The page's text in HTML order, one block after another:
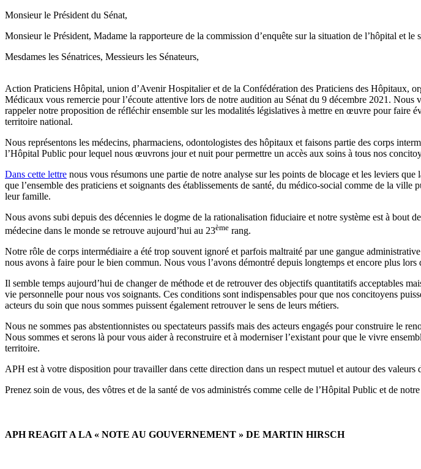
Monsieur le Président du Sénat,
Monsieur le Président, Madame la rapporteure de la commission d’enquête sur la situation de l’hôpital et le
Mesdames les Sénatrices, Messieurs les Sénateurs,
Action Praticiens Hôpital, union d’Avenir Hospitalier et de la Confédération des Praticiens des Hôpitaux,
Médicaux vous remercie pour l’écoute attentive lors de notre audition au Sénat du 9 décembre 2021.
rappeler notre proposition de réfléchir ensemble sur les modalités législatives à mettre en œuvre pour faire
territoire national.
Nous représentons les médecins, pharmaciens, odontologistes des hôpitaux et faisons partie des corps
l’Hôpital Public pour lequel nous œuvrons jour et nuit pour permettre un accès aux soins à tous nos
Dans cette lettre nous vous résumons une partie de notre analyse sur les points de blocage et les leviers
que l’ensemble des praticiens et soignants des établissements de santé, du médico-social comme de la
leur famille.
Nous avons subi depuis des décennies le dogme de la rationalisation fiduciaire et notre système est à bout
médecine dans le monde se retrouve aujourd’hui au 23ème rang.
Notre rôle de corps intermédiaire a été trop souvent ignoré et parfois maltraité par une gangue
nous avons à faire pour le bien commun. Nous vous l’avons démontré depuis longtemps et encore plus
Il semble temps aujourd’hui de changer de méthode et de retrouver des objectifs quantitatifs acceptables
vie personnelle pour nous vos soignants. Ces conditions sont indispensables pour que nos concitoyens
acteurs du soin que nous sommes puissent également retrouver le sens de leurs métiers.
Nous ne sommes pas abstentionnistes ou spectateurs passifs mais des acteurs engagés pour construire le
Nous sommes et serons là pour vous aider à reconstruire et à moderniser l’existant pour que le vivre
territoire.
APH est à votre disposition pour travailler dans cette direction dans un respect mutuel et autour des valeurs
Prenez soin de vous, des vôtres et de la santé de vos administrés comme celle de l’Hôpital Public et de
APH REAGIT A LA « NOTE AU GOUVERNEMENT » DE MARTIN HIRSCH